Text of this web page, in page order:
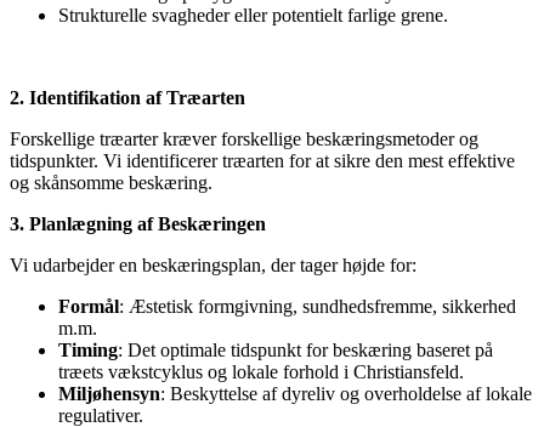
Strukturelle svagheder eller potentielt farlige grene.
2. Identifikation af Træarten
Forskellige træarter kræver forskellige beskæringsmetoder og
tidspunkter. Vi identificerer træarten for at sikre den mest effektive
og skånsomme beskæring.
3. Planlægning af Beskæringen
Vi udarbejder en beskæringsplan, der tager højde for:
Formål: Æstetisk formgivning, sundhedsfremme, sikkerhed
m.m.
Timing: Det optimale tidspunkt for beskæring baseret på
træets vækstcyklus og lokale forhold i Christiansfeld.
Miljøhensyn: Beskyttelse af dyreliv og overholdelse af lokale
regulativer.